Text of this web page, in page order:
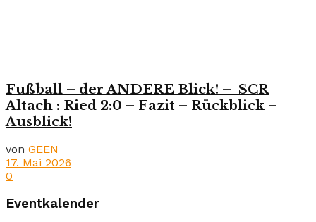
Fußball – der ANDERE Blick! – SCR
Altach : Ried 2:0 – Fazit – Rückblick –
Ausblick!
von GEEN
17. Mai 2026
0
Eventkalender